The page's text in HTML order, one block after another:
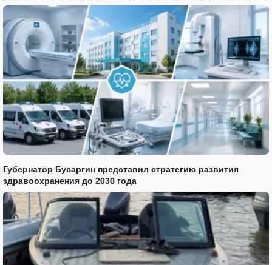
Губернатор Бусаргин представил стратегию развития
здравоохранения до 2030 года